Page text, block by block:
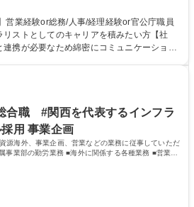
い部署での業務をお任せいたします。研修
す！ ※下記業務詳細 【業務詳細】■
ど当公社の運営に係る管理業務 ■収益部
営、新宿駅西口広場の「イベントコーナ
ツアー事業 ※入社後は上記いずれかの部門
める業務 募集職種 【都庁グル
月平均9時間未満／有給年平均16日取得
営業経験or総務/人事/経理経験or官公庁職員
ストとしてのキャリアを積みたい方【社
携が必要なため綿密にコミュニケーション
できます。 ■様々なプロジェクト：駐車場
設置された照明を兼ねた広告「ブライトサ
、事業収益を生み出す活動を積極的に行って
合職 #関西を代表するインフラ
用 事業企画
源海外、事業企画、営業などの業務に従事していただ
事業部の勤労業務 ■海外に関係する各種業務 ■営業部